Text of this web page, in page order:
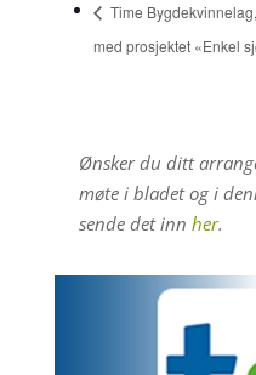
Time
med prosjektet «Enkel
Ønsker du ditt
møte i bladet og i
sende det inn her.